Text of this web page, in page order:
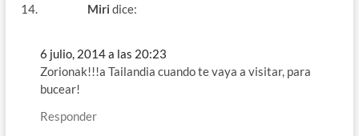
Miri dice:
6 julio, 2014 a las 20:23
Zorionak!!!a Tailandia cuando te vaya a visitar, para
bucear!
Responder